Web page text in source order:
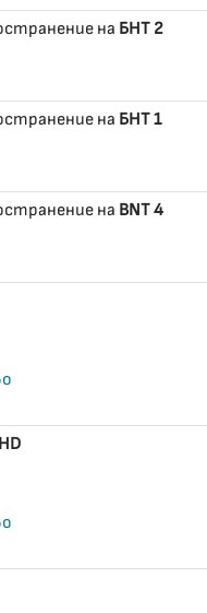
на БНТ 2
на БНТ 1
на BNT 4